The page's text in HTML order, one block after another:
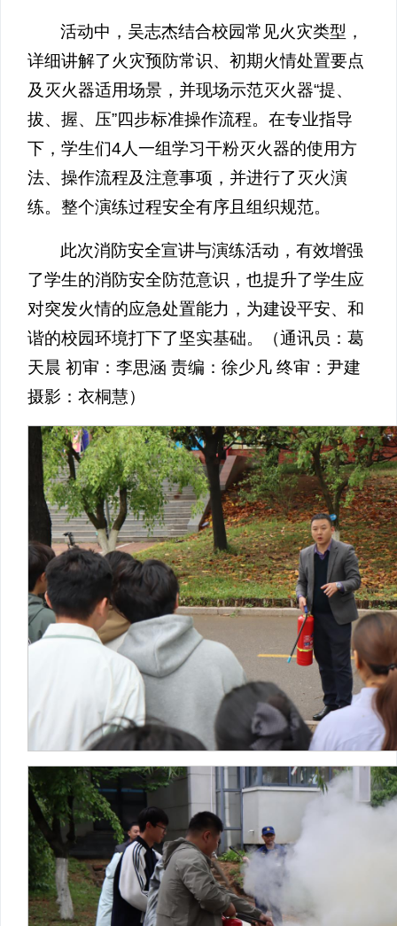
活动中，吴志杰结合校园常见火灾类型，
详细讲解了火灾预防常识、初期火情处置要点
及灭火器适用场景，并现场示范灭火器“提、
拔、握、压”四步标准操作流程。在专业指导
下，学生们4人一组学习干粉灭火器的使用方
法、操作流程及注意事项，并进行了灭火演
练。整个演练过程安全有序且组织规范。
此次消防安全宣讲与演练活动，有效增强
了学生的消防安全防范意识，也提升了学生应
对突发火情的应急处置能力，为建设平安、和
谐的校园环境打下了坚实基础。（通讯员：葛
天晨 初审：李思涵 责编：徐少凡 终审：尹建
摄影：衣桐慧）